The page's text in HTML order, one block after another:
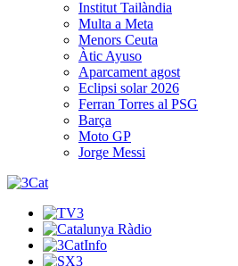
Institut Tailàndia
Multa a Meta
Menors Ceuta
Àtic Ayuso
Aparcament agost
Eclipsi solar 2026
Ferran Torres al PSG
Barça
Moto GP
Jorge Messi